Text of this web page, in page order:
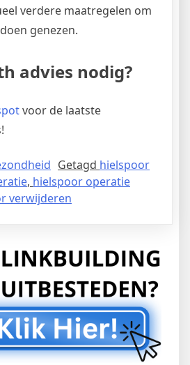
verdere maatregelen om
genezen.
advies nodig?
voor de laatste
Getagd hielspoor
, hielspoor operatie
verwijderen